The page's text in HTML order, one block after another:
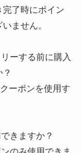
了時にポイン
ません。
ーする前に購入
ーポンを使用す
きますか？